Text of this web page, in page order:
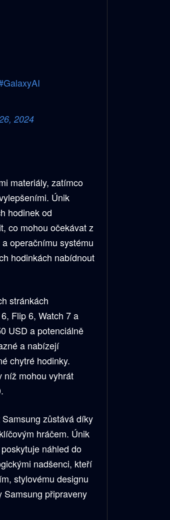
2024
materiály, zatímco
Únik
hodinek od
co mohou očekávat z
operačnímu systému
hodinkách nabídnout
stránkách
Flip 6, Watch 7 a
USD a potenciálně
a nabízejí
chytré hodinky.
níž mohou vyhrát
zůstává díky
hráčem. Únik
náhled do
nadšenci, kteří
stylovému designu
Samsung připraveny